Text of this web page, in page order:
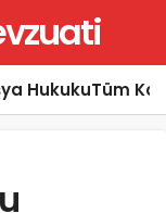
HukukuTüm